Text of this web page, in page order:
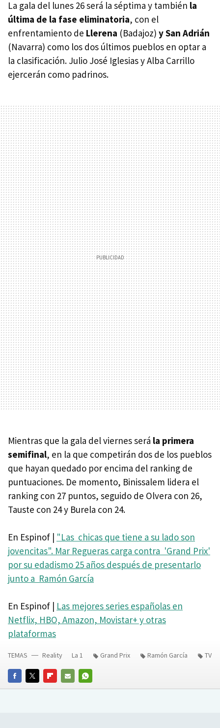
La gala del lunes 26 será la séptima y también la
última de la fase eliminatoria, con el
enfrentamiento de Llerena (Badajoz) y San Adrián
(Navarra) como los dos últimos pueblos en optar a
la clasificación. Julio José Iglesias y Alba Carrillo
ejercerán como padrinos.
Mientras que la gala del viernes será la primera
semifinal, en la que competirán dos de los pueblos
que hayan quedado por encima del ranking de
puntuaciones. De momento, Binissalem lidera el
ranking con 27 puntos, seguido de Olvera con 26,
Tauste con 24 y Burela con 24.
En Espinof | "Las chicas que tiene a su lado son
jovencitas". Mar Regueras carga contra 'Grand Prix'
por su edadismo 25 años después de presentarlo
junto a Ramón García
En Espinof | Las mejores series españolas en
Netflix, HBO, Amazon, Movistar+ y otras
plataformas
FACEBOOKTWITTERFLIPBOARD
E-
WHATSAPP
TEMAS Reality La 1 Grand Prix Ramón García TV